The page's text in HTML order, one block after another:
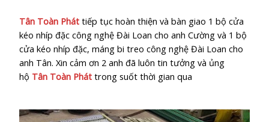
Tân Toàn Phát tiếp tục hoàn thiện và bàn giao 1 bộ cửa
kéo nhíp đặc công nghệ Đài Loan cho anh Cường và 1 bộ
cửa kéo nhíp đặc, máng bi treo công nghệ Đài Loan cho
anh Tân. Xin cảm ơn 2 anh đã luôn tin tưởng và ủng
hộ Tân Toàn Pháttrong suốt thời gian qua